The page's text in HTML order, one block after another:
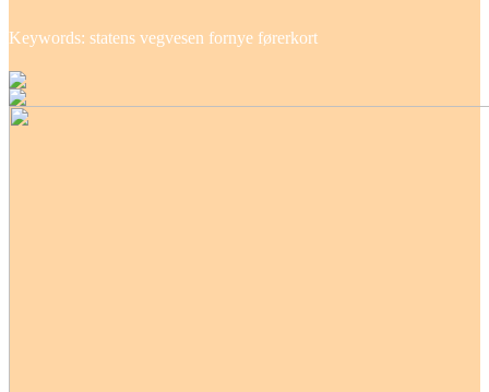
Keywords: statens vegvesen fornye førerkort